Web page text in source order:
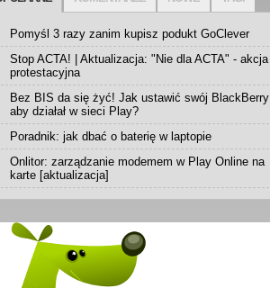
Pomyśl 3 razy zanim kupisz podukt GoClever
Stop ACTA! | Aktualizacja: "Nie dla ACTA" - akcja
protestacyjna
Bez BIS da się żyć! Jak ustawić swój BlackBerry
aby działał w sieci Play?
Poradnik: jak dbać o baterię w laptopie
Onlitor: zarządzanie modemem w Play Online na
karte [aktualizacja]